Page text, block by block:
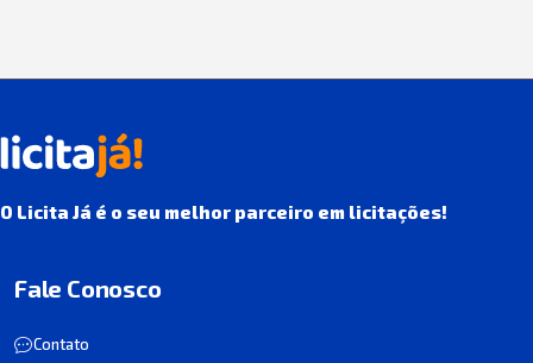
O Licita Já é o seu melhor parceiro em licitações!
Fale Conosco
Contato